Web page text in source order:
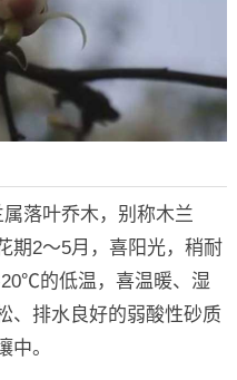
落叶乔木，别称木兰
期2～5月，喜阳光，稍耐
的低温，喜温暖、湿
、排水良好的弱酸性砂质
中。